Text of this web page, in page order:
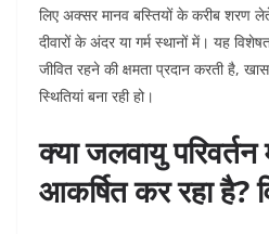
लिए अक्सर मानव बस्तियों के करीब
दीवारों के अंदर या गर्म स्थानों में। यह
जीवित रहने की क्षमता प्रदान करती है,
स्थितियां बना रही हो।
क्या जलवायु परिवर्तन
आकर्षित कर रहा है?